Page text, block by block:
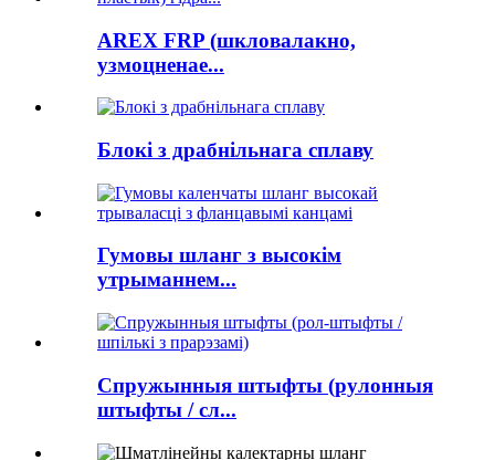
AREX FRP (шкловалакно,
узмоцненае...
Блокі з драбнільнага сплаву
Гумовы шланг з высокім
утрыманнем...
Спружынныя штыфты (рулонныя
штыфты / сл...